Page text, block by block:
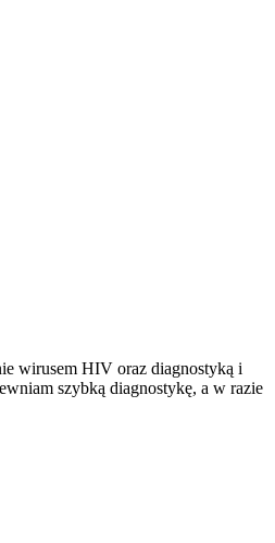
wirusem HIV oraz diagnostyką i
szybką diagnostykę, a w razie